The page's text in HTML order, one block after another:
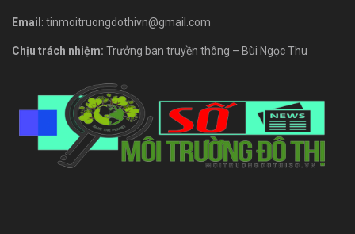
Email : tinmoitruongdothivn@gmail.com
Chịu trách nhiệm: Trưởng ban truyền thông – Bùi Ngọc Thu